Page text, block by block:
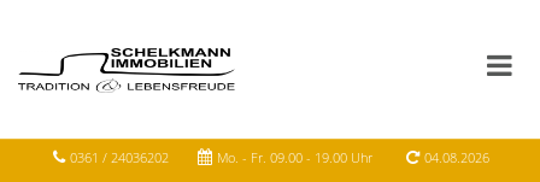
0361 / 24036202 Mo. - Fr. 09.00 - 19.00 Uhr
04.08.2026